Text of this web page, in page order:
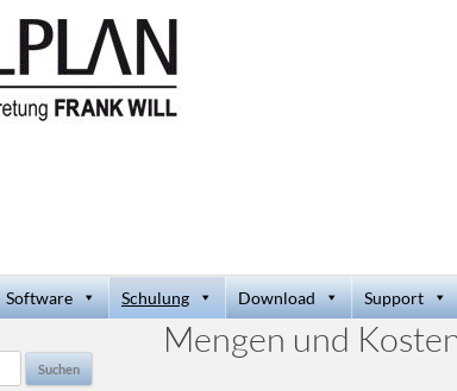
Software Schulung Download Support
Mengen und